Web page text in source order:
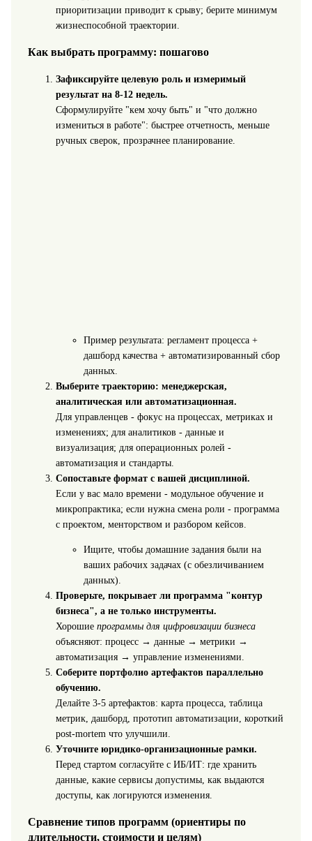
приоритизации приводит к срыву; берите минимум
жизнеспособной траектории.
Как выбрать программу: пошагово
Зафиксируйте целевую роль и измеримый
результат на 8-12 недель.
Сформулируйте "кем хочу быть" и "что должно
измениться в работе": быстрее отчетность, меньше
ручных сверок, прозрачнее планирование.
Пример результата: регламент процесса +
дашборд качества + автоматизированный сбор
данных.
Выберите траекторию: менеджерская,
аналитическая или автоматизационная.
Для управленцев - фокус на процессах, метриках и
изменениях; для аналитиков - данные и
визуализация; для операционных ролей -
автоматизация и стандарты.
Сопоставьте формат с вашей дисциплиной.
Если у вас мало времени - модульное обучение и
микропрактика; если нужна смена роли - программа
с проектом, менторством и разбором кейсов.
Ищите, чтобы домашние задания были на
ваших рабочих задачах (с обезличиванием
данных).
Проверьте, покрывает ли программа "контур
бизнеса", а не только инструменты.
Хорошие программы для цифровизации бизнеса
объясняют: процесс → данные → метрики →
автоматизация → управление изменениями.
Соберите портфолио артефактов параллельно
обучению.
Делайте 3-5 артефактов: карта процесса, таблица
метрик, дашборд, прототип автоматизации, короткий
post-mortem что улучшили.
Уточните юридико-организационные рамки.
Перед стартом согласуйте с ИБ/ИТ: где хранить
данные, какие сервисы допустимы, как выдаются
доступы, как логируются изменения.
Сравнение типов программ (ориентиры по
длительности, стоимости и целям)